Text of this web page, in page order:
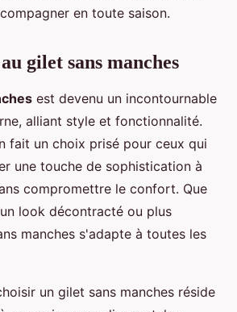
en toute saison.
gilet sans manches
est devenu un incontournable
alliant style et fonctionnalité.
fait un choix prisé pour ceux qui
une touche de sophistication à
compromettre le confort. Que
look décontracté ou plus
manches s'adapte à toutes les
un gilet sans manches réside